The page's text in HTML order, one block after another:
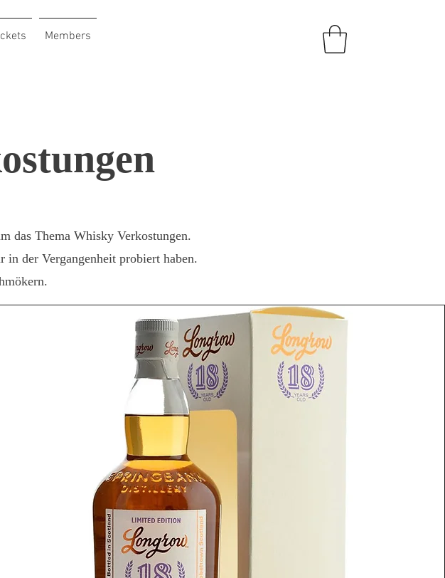
Members
das Thema Whisky Verkostungen.
der Vergangenheit probiert haben.